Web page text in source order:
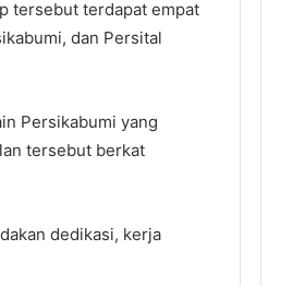
tersebut terdapat empat
dan Persital
Persikabumi yang
tersebut berkat
dedikasi, kerja